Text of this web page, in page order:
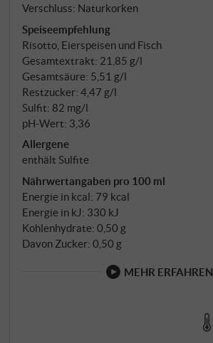
Verschluss: Naturkorken
Speiseempfehlung
Risotto, Eierspeisen und Fisch
Gesamtextrakt: 21,85 g/l
Gesamtsäure: 5,51 g/l
Restzucker: 4,47 g/l
Sulfit: 82 mg/l
pH-Wert: 3,36
Allergene
enthält Sulfite
Nährwertangaben pro 100 ml
Energie in kcal: 79 kcal
Energie in kJ: 330 kJ
Kohlenhydrate: 0,50 g
Davon Zucker: 0,50 g
MEHR ERFAHREN